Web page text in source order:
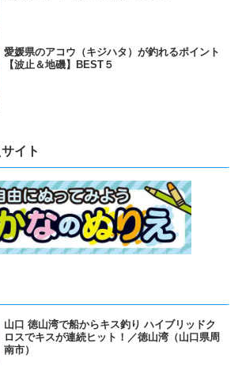
愛媛県のアコウ（キジハタ）が釣れるポイント
【波止＆地磯】BEST５
イト
山口 徳山湾で船からキス釣り ハイブリッドク
ロスでキスが連続ヒット！／徳山湾（山口県周
南市）